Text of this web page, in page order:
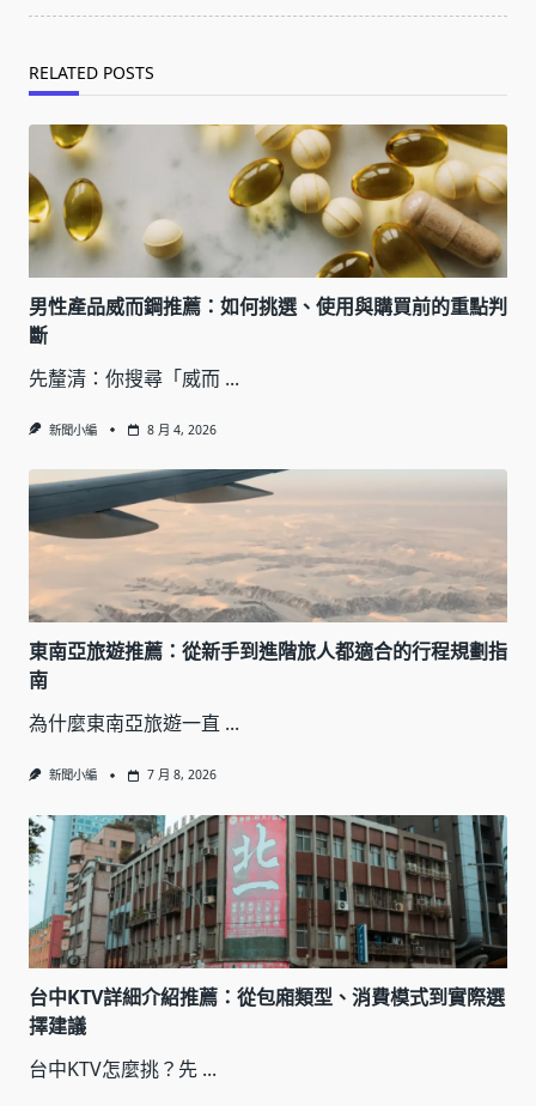
RELATED POSTS
男性產品威而鋼推薦：如何挑選、使用與購買前的重點判
斷
先釐清：你搜尋「威而 ...
新聞小編 8 月 4, 2026
東南亞旅遊推薦：從新手到進階旅人都適合的行程規劃指
南
為什麼東南亞旅遊一直 ...
新聞小編 7 月 8, 2026
台中KTV詳細介紹推薦：從包廂類型、消費模式到實際選
擇建議
台中KTV怎麼挑？先 ...